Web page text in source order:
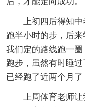
上初四后得知
跑半小时的步，后
我们定的路线跑一
跑步，虽然有时睡
已经跑了近两个月了
上周体育老师